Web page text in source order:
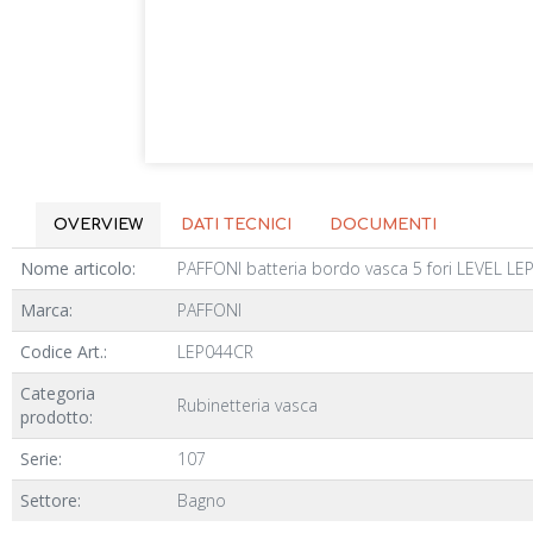
OVERVIEW DATI TECNICI DOCUMENTI
Nome articolo:
PAFFONI batteria bordo vasca 5 fori LEVEL
Marca:
PAFFONI
Codice Art.:
LEP044CR
Categoria
prodotto:
Rubinetteria vasca
Serie:
107
Settore:
Bagno